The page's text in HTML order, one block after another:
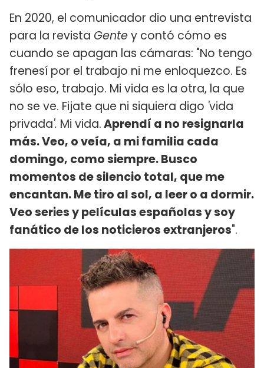
En 2020, el comunicador dio una entrevista
para la revista Gentey contó cómo es
cuando se apagan las cámaras: "No tengo
frenesí por el trabajo ni me enloquezco. Es
sólo eso, trabajo. Mi vida es la otra, la que
no se ve. Fijate que ni siquiera digo 'vida
privada'. Mi vida.Aprendí a no resignarla
más. Veo, o veía, a mi familia cada
domingo, como siempre. Busco
momentos de silencio total, que me
encantan. Me tiro al sol, a leer o a dormir.
Veo series y películas españolas y soy
fanático de los noticieros extranjeros".